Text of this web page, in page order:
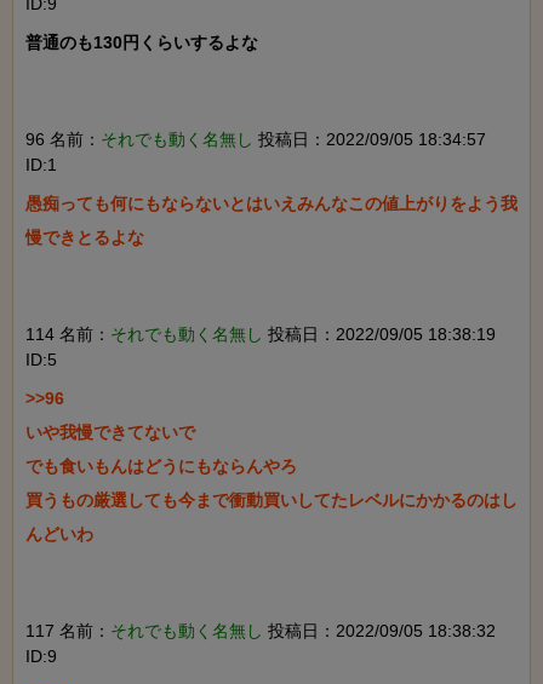
ID:9
普通のも130円くらいするよな
96 名前： それでも動く名無し 投稿日：2022/09/05 18:34:57
ID:1
愚痴っても何にもならないとはいえみんなこの値上がりをよう我
慢できとるよな
114 名前： それでも動く名無し 投稿日：2022/09/05 18:38:19
ID:5
>>96
いや我慢できてないで
でも食いもんはどうにもならんやろ
買うもの厳選しても今まで衝動買いしてたレベルにかかるのはし
んどいわ
117 名前： それでも動く名無し 投稿日：2022/09/05 18:38:32
ID:9